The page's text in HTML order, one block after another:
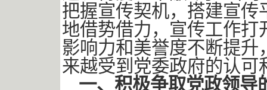
把握宣传契机，搭建宣
地借势借力，宣传工作
影响力和美誉度不断提
来越受到党委政府的认可
一、积极争取党政领导